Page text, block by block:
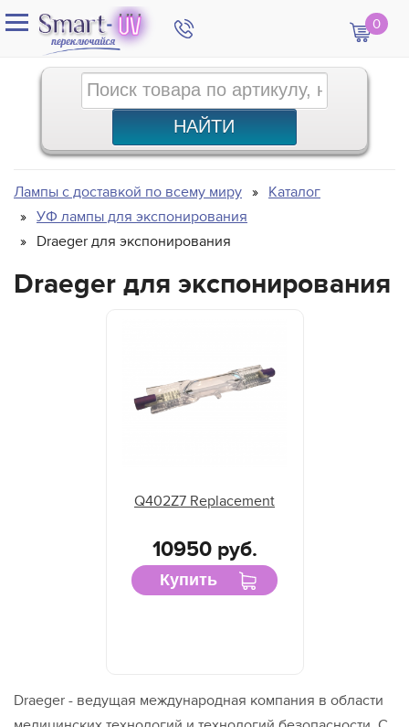
0
Лампы с доставкой по всему миру
Каталог
УФ лампы для экспонирования
Draeger для экспонирования
Draeger для экспонирования
Q402Z7 Replacement
10950 руб.
Купить
Draeger - ведущая международная компания в области